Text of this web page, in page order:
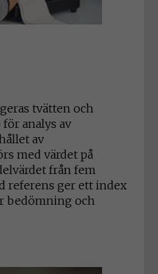
tvätten och
analys av
av
med värdet på
från fem
referens ger ett index
bedömning och